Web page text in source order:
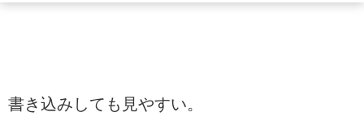
書き込みしても見やすい。